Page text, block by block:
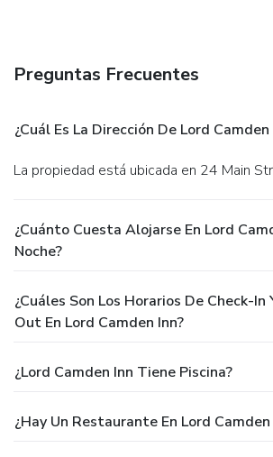
Preguntas Frecuentes
¿Cuál Es La Dirección De Lord Camden
La propiedad está ubicada en 24 Main
¿Cuánto Cuesta Alojarse En Lord
Noche?
¿Cuáles Son Los Horarios De Check-In
Out En Lord Camden Inn?
¿Lord Camden Inn Tiene Piscina?
¿Hay Un Restaurante En Lord Camden